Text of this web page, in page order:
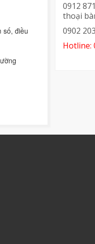
số, điều
0912
thoại
0902
Hotline: